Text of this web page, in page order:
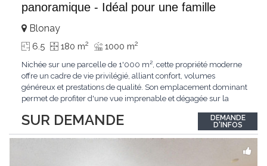
panoramique - Idéal pour une famille
SUR DEMANDE
Blonay
6.5 180 m2 1000 m2
Nichée sur une parcelle de 1'000 m², cette propriété moderne
offre un cadre de vie privilégié, alliant confort, volumes
généreux et prestations de qualité. Son emplacement dominant
permet de profiter d'une vue imprenable et dégagée sur la
excavé, cette villa propose une surface habitable utile de plus
de 260 m², soigneusement...
DEMANDE
D'INFOS